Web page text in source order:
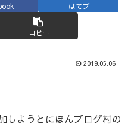
はてブ
コピー
2019.05.06
しようとにほんブログ村の